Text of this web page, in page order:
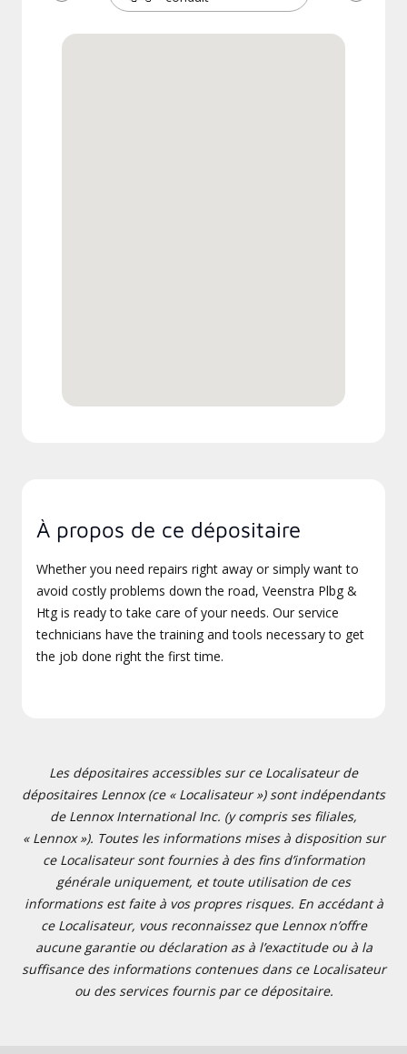
À propos de ce dépositaire
Whether you need repairs right away or simply want to
avoid costly problems down the road, Veenstra Plbg &
Htg is ready to take care of your needs. Our service
technicians have the training and tools necessary to get
the job done right the first time.
Les dépositaires accessibles sur ce Localisateur de
dépositaires Lennox (ce « Localisateur ») sont indépendants
de Lennox International Inc. (y compris ses filiales,
« Lennox »). Toutes les informations mises à disposition sur
ce Localisateur sont fournies à des fins d’information
générale uniquement, et toute utilisation de ces
informations est faite à vos propres risques. En accédant à
ce Localisateur, vous reconnaissez que Lennox n’offre
aucune garantie ou déclaration as à l’exactitude ou à la
suffisance des informations contenues dans ce Localisateur
ou des services fournis par ce dépositaire.